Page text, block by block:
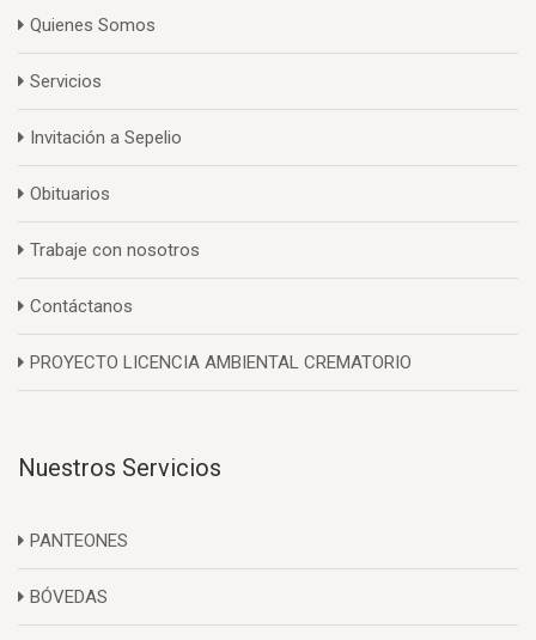
Quienes Somos
Servicios
Invitación a Sepelio
Obituarios
Trabaje con nosotros
Contáctanos
PROYECTO LICENCIA AMBIENTAL CREMATORIO
Nuestros Servicios
PANTEONES
BÓVEDAS